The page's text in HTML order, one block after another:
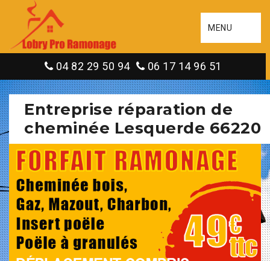
MENU
04 82 29 50 94 06 17 14 96 51
Entreprise réparation de
cheminée Lesquerde 66220